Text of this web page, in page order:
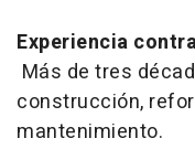
Experiencia
Más de tres
construcción,
mantenimiento.